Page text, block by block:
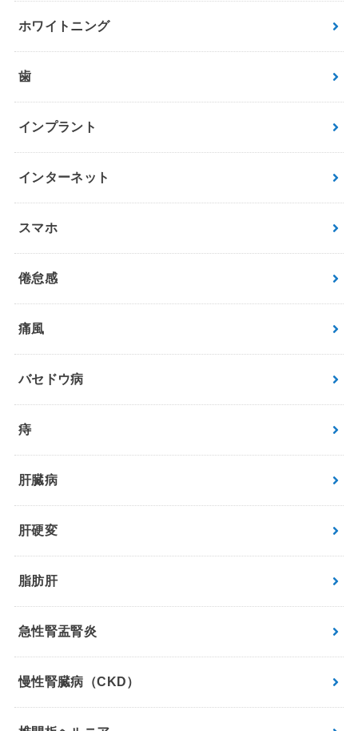
ホワイトニング
歯
インプラント
インターネット
スマホ
倦怠感
痛風
バセドウ病
痔
肝臓病
肝硬変
脂肪肝
急性腎盂腎炎
慢性腎臓病（CKD）